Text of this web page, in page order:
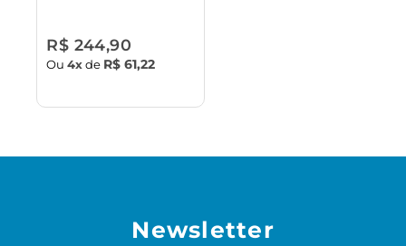
R$ 244,90
Ou4xde R$ 61,22
Newsletter